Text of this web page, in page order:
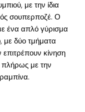
με την ίδια
σουπερποζέ. Ο
ένα απλό γύρισμα
με δύο τμήματα
κίνηση
πλήρως με την